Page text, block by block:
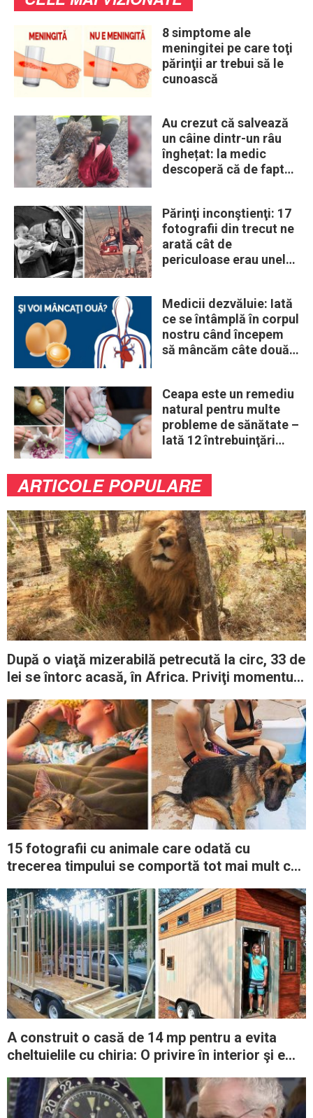
8 simptome ale
meningitei pe care toţi
părinţii ar trebui să le
cunoască
Au crezut că salvează
un câine dintr-un râu
înghețat: la medic
descoperă că de fapt
Părinţi inconştienţi: 17
fotografii din trecut ne
arată cât de
periculoase erau unele
Medicii dezvăluie: Iată
ce se întâmplă în corpul
nostru când începem
să mâncăm câte două
Ceapa este un remediu
natural pentru multe
probleme de sănătate –
Iată 12 întrebuinţări
ARTICOLE POPULARE
După o viaţă mizerabilă petrecută la circ, 33 de
lei se întorc acasă, în Africa. Priviţi momentul
15 fotografii cu animale care odată cu
trecerea timpului se comportă tot mai mult ca
A construit o casă de 14 mp pentru a evita
cheltuielile cu chiria: O privire în interior şi e